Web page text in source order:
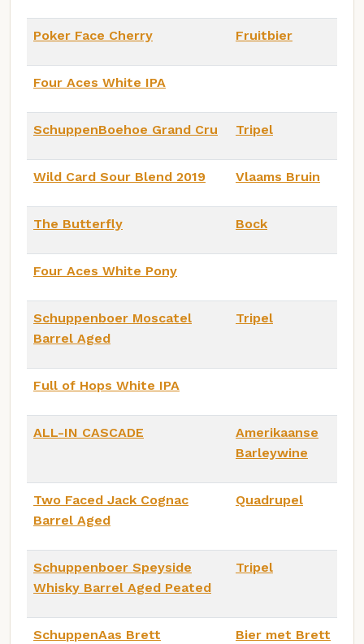
Poker Face Cherry Fruitbier
Four Aces White IPA
SchuppenBoehoe Grand Cru Tripel
Wild Card Sour Blend 2019 Vlaams Bruin
The Butterfly Bock
Four Aces White Pony
Schuppenboer Moscatel
Barrel Aged
Tripel
Full of Hops White IPA
ALL-IN CASCADE
Amerikaanse
Barleywine
Two Faced Jack Cognac
Barrel Aged
Quadrupel
Schuppenboer Speyside
Whisky Barrel Aged Peated
Tripel
SchuppenAas Brett Bier met Brett